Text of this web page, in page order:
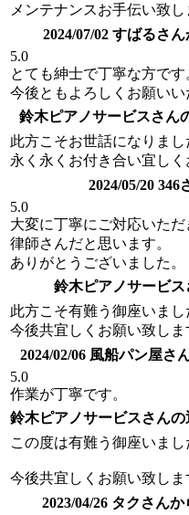
メンテナンスお手伝い致
2024/07/02 すばるさ
5.0
とても紳士で丁寧な方です
今後ともよろしくお願いい
鈴木ピアノサービスさん
此方こそお世話になりまし
永く永くお付き合い宜し
2024/05/20
5.0
大変に丁寧にご対応いた
律師さんだと思います。
ありがとうございました。
鈴木ピアノサービ
此方こそ有難う御座いまし
今後共宜しくお願い致しま
2024/02/06 風船パン屋さ
5.0
作業が丁寧です。
鈴木ピアノサービスさんの
この度は有難う御座いまし
今後共宜しくお願い致しま
2023/04/26 タクさん